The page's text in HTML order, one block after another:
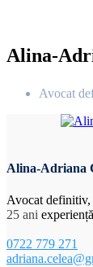
Alina-
Avocat
Alina-Adriana
Avocat
25 ani experiență
0722 779 271